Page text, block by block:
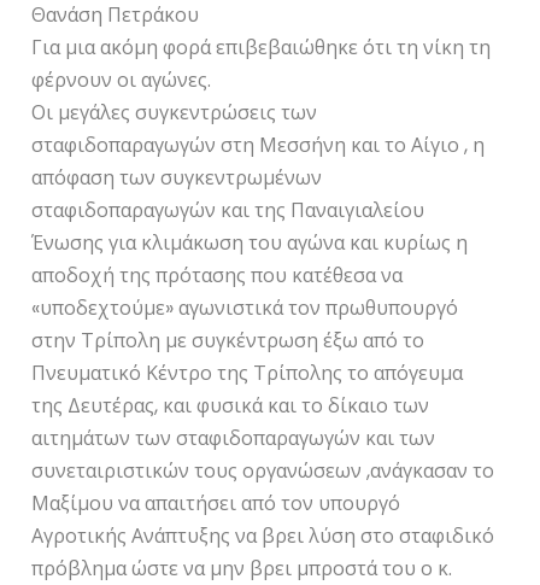
Θανάση Πετράκου
Για μια ακόμη φορά επιβεβαιώθηκε ότι τη νίκη τη
φέρνουν οι αγώνες.
Οι μεγάλες συγκεντρώσεις των
σταφιδοπαραγωγών στη Μεσσήνη και το Αίγιο , η
απόφαση των συγκεντρωμένων
σταφιδοπαραγωγών και της Παναιγιαλείου
Ένωσης για κλιμάκωση του αγώνα και κυρίως η
αποδοχή της πρότασης που κατέθεσα να
«υποδεχτούμε» αγωνιστικά τον πρωθυπουργό
στην Τρίπολη με συγκέντρωση έξω από το
Πνευματικό Κέντρο της Τρίπολης το απόγευμα
της Δευτέρας, και φυσικά και το δίκαιο των
αιτημάτων των σταφιδοπαραγωγών και των
συνεταιριστικών τους οργανώσεων ,ανάγκασαν το
Μαξίμου να απαιτήσει από τον υπουργό
Αγροτικής Ανάπτυξης να βρει λύση στο σταφιδικό
πρόβλημα ώστε να μην βρει μπροστά του ο κ.